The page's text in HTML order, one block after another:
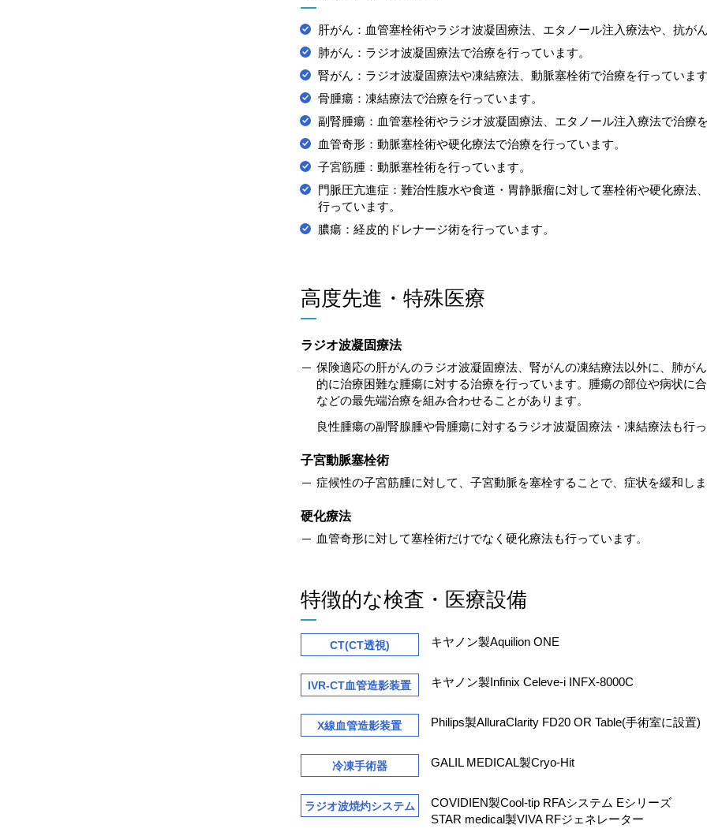
肝がん：血管塞栓術やラジオ波凝固療法、エタノール注入療法や、抗が
肺がん：ラジオ波凝固療法で治療を行っています。
腎がん：ラジオ波凝固療法や凍結療法、動脈塞栓術で治療を行っていま
骨腫瘍：凍結療法で治療を行っています。
副腎腫瘍：血管塞栓術やラジオ波凝固療法、エタノール注入療法で治療
血管奇形：動脈塞栓術や硬化療法で治療を行っています。
子宮筋腫：動脈塞栓術を行っています。
門脈圧亢進症：難治性腹水や食道・胃静脈瘤に対して塞栓術や硬化療法
行っています。
膿瘍：経皮的ドレナージ術を行っています。
高度先進・特殊医療
ラジオ波凝固療法
保険適応の肝がんのラジオ波凝固療法、腎がんの凍結療法以外に、肺が
的に治療困難な腫瘍に対する治療を行っています。腫瘍の部位や病状に
などの最先端治療を組み合わせることがあります。
良性腫瘍の副腎腺腫や骨腫瘍に対するラジオ波凝固療法・凍結療法も行
子宮動脈塞栓術
症候性の子宮筋腫に対して、子宮動脈を塞栓することで、症状を緩和し
硬化療法
血管奇形に対して塞栓術だけでなく硬化療法も行っています。
特徴的な検査・医療設備
CT(CT透視) キヤノン製Aquilion ONE
IVR-CT血管造影装置 キヤノン製Infinix Celeve-i INFX-8000C
X線血管造影装置 Philips製AlluraClarity FD20 OR Table(手術室に設置)
冷凍手術器 GALIL MEDICAL製Cryo-Hit
ラジオ波焼灼システム
COVIDIEN製Cool-tip RFAシステム Eシリーズ
STAR medical製VIVA RFジェネレーター